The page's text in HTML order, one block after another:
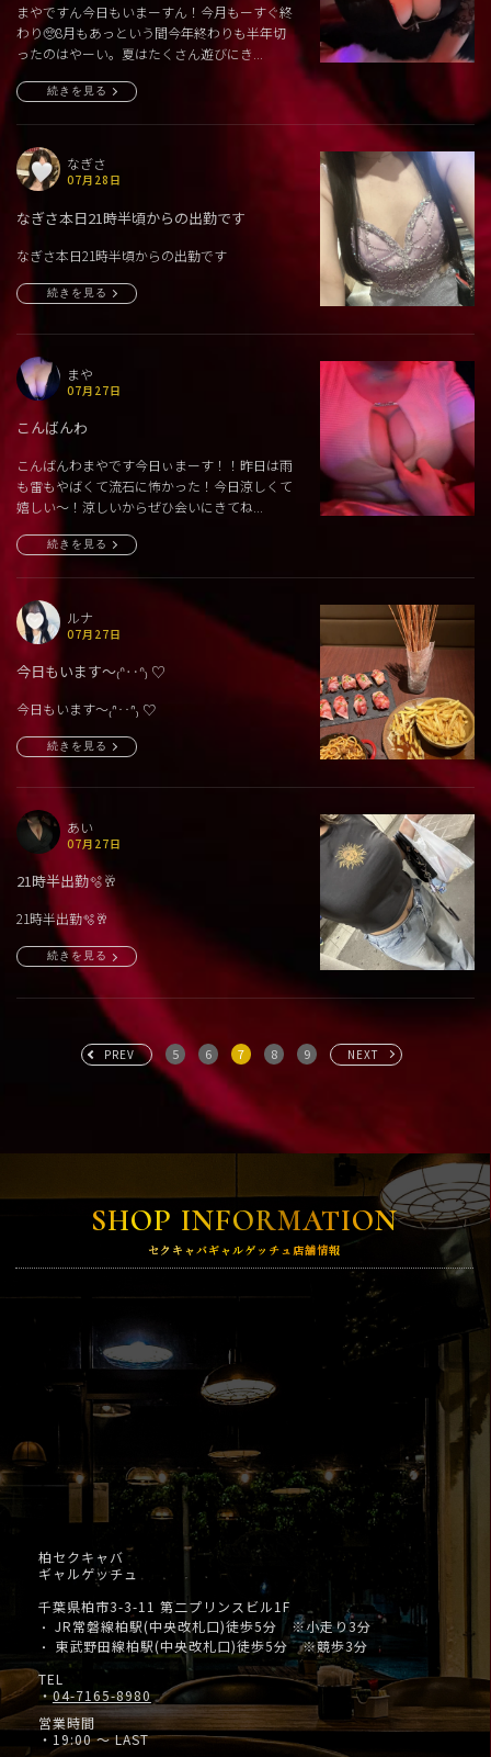
まやですん今日もいまーすん！今月もーすぐ終
わり🥺8月もあっという間今年終わりも半年切
ったのはやーい。夏はたくさん遊びにき...
続きを見る
なぎさ
07月28日
なぎさ本日21時半頃からの出勤です
なぎさ本日21時半頃からの出勤です
続きを見る
まや
07月27日
こんばんわ
こんばんわまやです今日ぃまーす！！昨日は雨
も雷もやばくて流石に怖かった！今日涼しくて
嬉しい〜！涼しいからぜひ会いにきてね...
続きを見る
ルナ
07月27日
今日もいます〜₍ᐢ‥ᐢ₎ ♡
今日もいます〜₍ᐢ‥ᐢ₎ ♡
続きを見る
あい
07月27日
21時半出勤🫧🥂
21時半出勤🫧🥂
続きを見る
PREV 5 6 7 8 9 NEXT
SHOP INFORMATION
セクキャバギャルゲッチュ店舗情報
柏セクキャバ
ギャルゲッチュ
千葉県柏市3-3-11 第二プリンスビル1F
・ JR常磐線柏駅(中央改札口)徒歩5分 ※小走り3分
・
東武野田線柏駅(中央改札口)徒歩5分 ※競歩3分
TEL
・04-7165-8980
営業時間
・19:00 ～ LAST